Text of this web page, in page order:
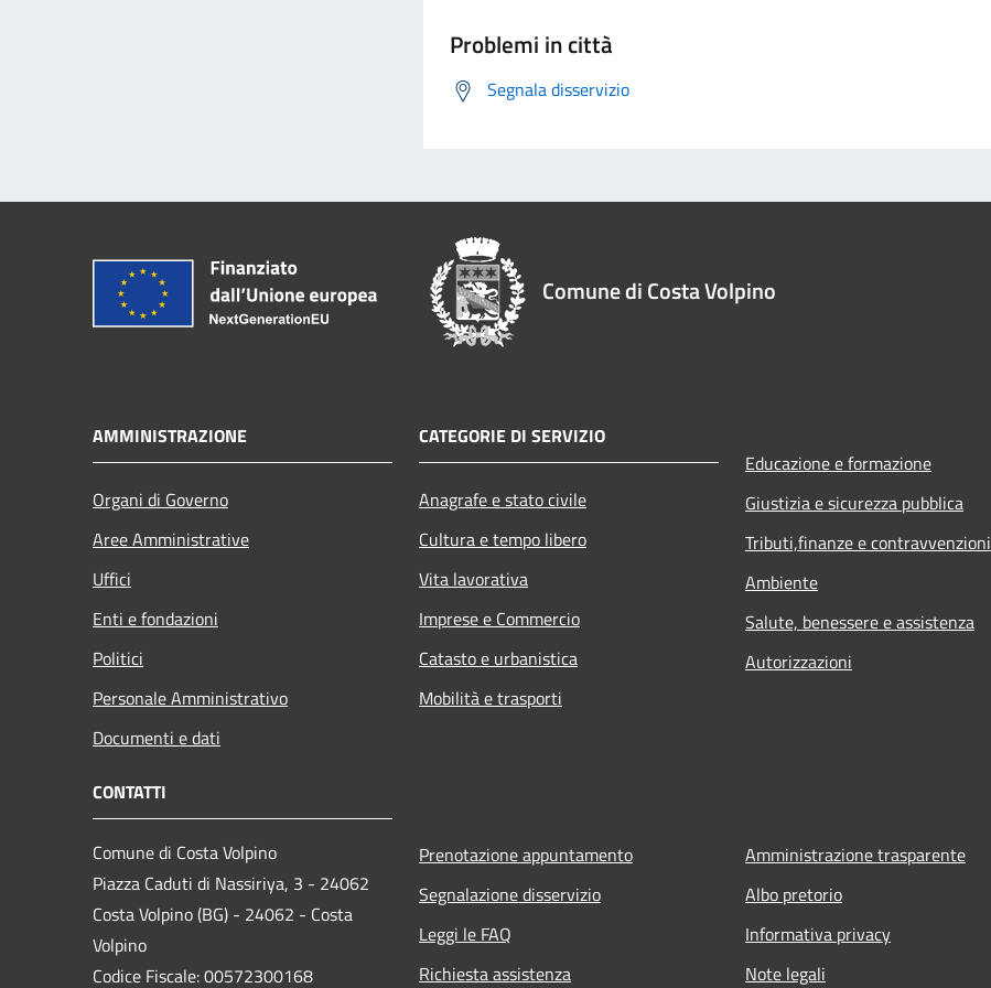
Problemi in città
Segnala disservizio
Comune di Costa Volpino
AMMINISTRAZIONE
Organi di Governo
Aree Amministrative
Uffici
Enti e fondazioni
Politici
Personale Amministrativo
Documenti e dati
CATEGORIE DI SERVIZIO
Anagrafe e stato civile
Cultura e tempo libero
Vita lavorativa
Imprese e Commercio
Catasto e urbanistica
Mobilità e trasporti
Educazione e formazione
Giustizia e sicurezza pubblica
Tributi,finanze e contravvenzioni
Ambiente
Salute, benessere e assistenza
Autorizzazioni
CONTATTI
Comune di Costa Volpino
Piazza Caduti di Nassiriya, 3 - 24062
Costa Volpino (BG) - 24062 - Costa
Volpino
Codice Fiscale: 00572300168
Prenotazione appuntamento
Segnalazione disservizio
Leggi le FAQ
Richiesta assistenza
Amministrazione trasparente
Albo pretorio
Informativa privacy
Note legali